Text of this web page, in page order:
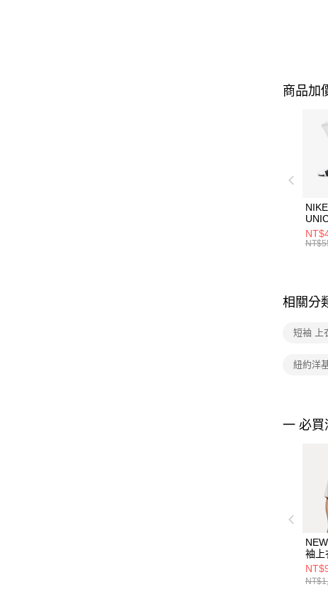
商品加
1PR
統襪
相關分
短袖 上
紐約洋
一 必買
袖上
THE
洋基